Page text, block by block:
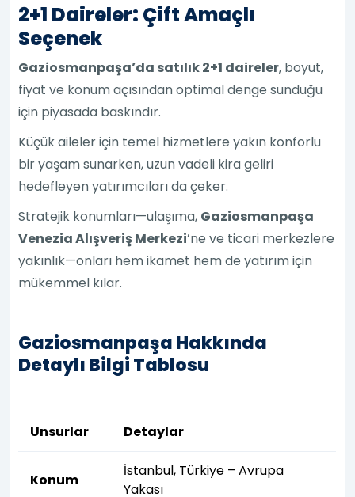
2+1 Daireler: Çift Amaçlı
Seçenek
Gaziosmanpaşa’da satılık 2+1 daireler, boyut,
fiyat ve konum açısından optimal denge sunduğu
için piyasada baskındır.
Küçük aileler için temel hizmetlere yakın konforlu
bir yaşam sunarken, uzun vadeli kira geliri
hedefleyen yatırımcıları da çeker.
Stratejik konumları—ulaşıma, Gaziosmanpaşa
Venezia Alışveriş Merkezi’ne ve ticari merkezlere
yakınlık—onları hem ikamet hem de yatırım için
mükemmel kılar.
Gaziosmanpaşa Hakkında
Detaylı Bilgi Tablosu
Unsurlar Detaylar
Konum
İstanbul, Türkiye – Avrupa
Yakası